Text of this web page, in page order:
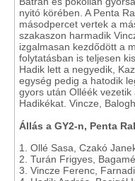
nyitó körében. A Penta
másodpercet vertek a
szakaszon harmadik
izgalmasan kezdődött a
folytatásban is teljesen
Hadik lett a negyedik,
egység pedig a hatodik
gyors után Olléék
Hadikékat. Vincze,
Állás a GY2-n, Penta
1. Ollé Sasa, Czakó
2. Turán Frigyes,
3. Vincze Ferenc,